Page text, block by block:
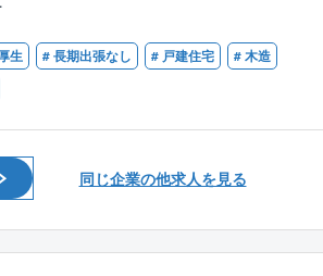
－積算(部材拾)－工場生産が連動して
ため、ミスが少なく合理化された業務内容
。
ーティンワークや決まったものを合理化す
りますが、年間15～20棟程度を手がけます。
質、安全、原価、工程を管理していきま
客様の管理、立会い等に関しては親会社で
てお仕事ができる環境です。
築施工管理技士または建築士有資格者
造住宅の施工管理経験
木施工管理技士
フォームの施工管理経験
生 # 長期出張なし # 戸建住宅
# 木造
同じ企業の他求人を見る